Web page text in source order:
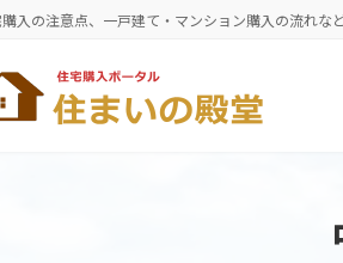
入の注意点、一戸建て・マンション購入の流れな